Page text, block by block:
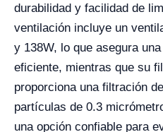
durabilidad y facilidad de
ventilación incluye un
y 138W, lo que asegura
eficiente, mientras que su
proporciona una filtración
partículas de 0.3
una opción confiable para